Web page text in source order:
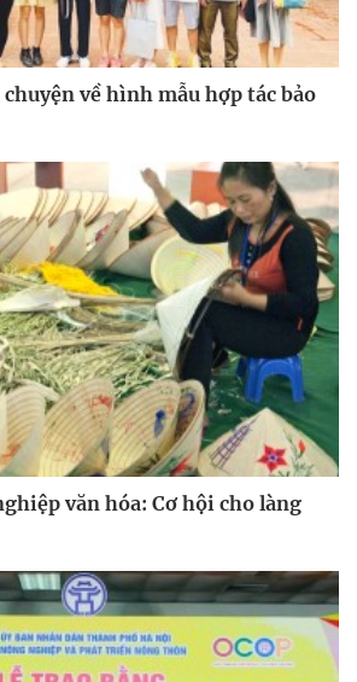
về hình mẫu hợp tác bảo
văn hóa: Cơ hội cho làng